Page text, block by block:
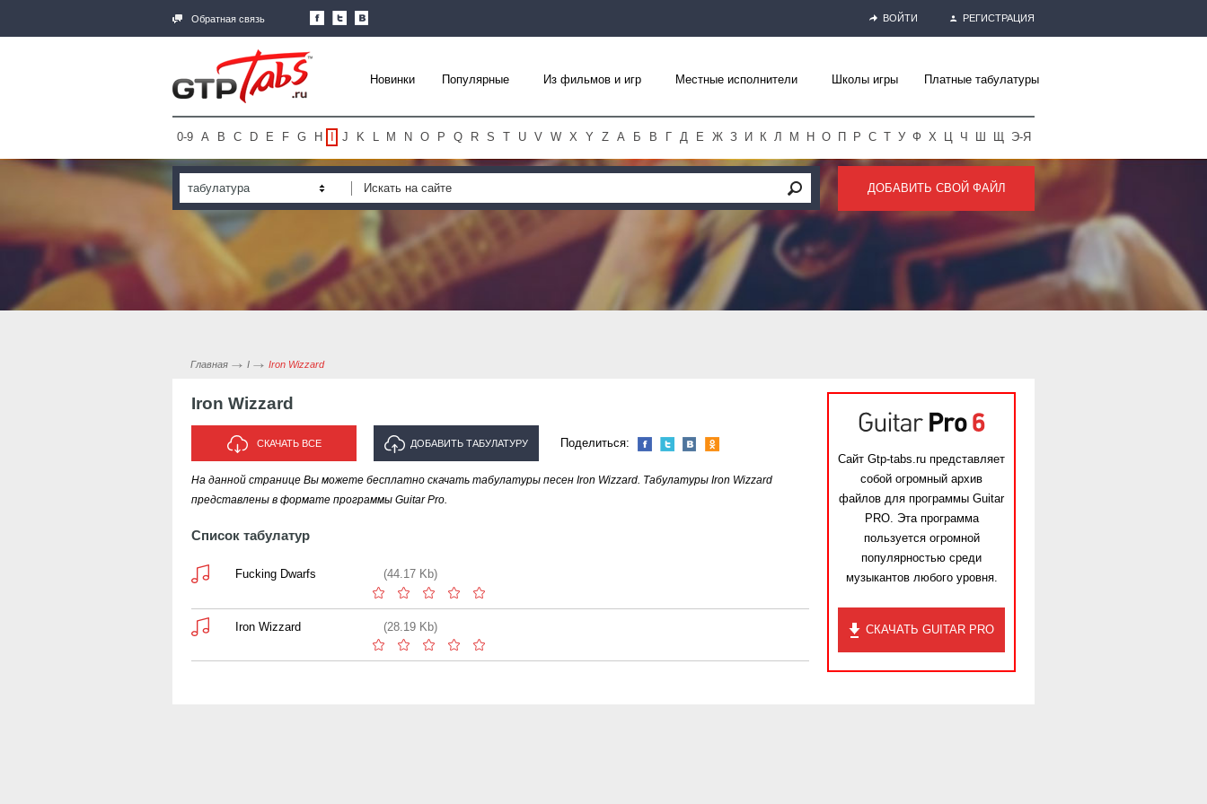
Обратная связь ВОЙТИ РЕГИСТРАЦИЯ
Новинки Популярные Из фильмов и игр Местные исполнители Школы игры Платные табулатуры
0-9 A B C D E F G H J K L M N O P Q R S T U V W X Y Z А Б В Г Д Е Ж З И К Л М Н О П Р С Т У Ф Х Ц Ч Ш Щ Э-Я
табулатура ДОБАВИТЬ СВОЙ ФАЙЛ
Главная I Iron Wizzard
Iron Wizzard
СКАЧАТЬ ВСЕ ДОБАВИТЬ ТАБУЛАТУРУ
ИСПОЛНИТЕЛЯ "IRON WIZZARD"
Поделиться:
На данной странице Вы можете бесплатно скачать табулатуры песен Iron Wizzard. Табулатуры Iron Wizzard
представлены в формате программы Guitar Pro.
Список табулатур
Fucking Dwarfs (44.17 Kb)
Iron Wizzard (28.19 Kb)
Сайт Gtp-tabs.ru представляет
собой огромный архив
файлов для программы Guitar
PRO. Эта программа
пользуется огромной
популярностью среди
музыкантов любого уровня.
СКАЧАТЬ GUITAR PRO